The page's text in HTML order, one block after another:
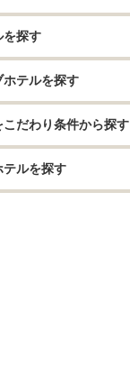
を探す
ホテルを探す
だわり条件から探す
テルを探す